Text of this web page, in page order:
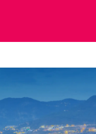
Italia
Reino